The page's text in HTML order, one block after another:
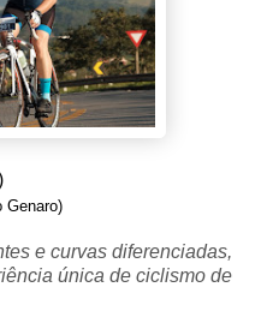
Genaro)
e curvas diferenciadas,
única de ciclismo de